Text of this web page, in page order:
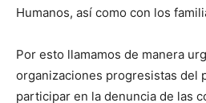
Humanos, así como con los
Por esto llamamos de manera
organizaciones progresistas del
participar en la denuncia de las